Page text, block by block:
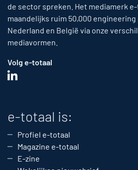
de sector spreken. Het mediamerk
maandelijks ruim 50,000
Nederland en België via onze
mediavormen.
Volg e-totaal
e-totaal is:
Profiel e-totaal
Magazine e-totaal
E-zine